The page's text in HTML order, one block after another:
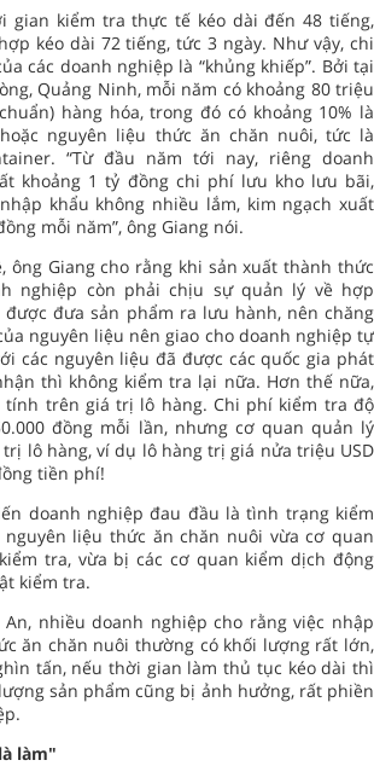
gian kiểm tra thực tế kéo dài đến 48 tiếng,
kéo dài 72 tiếng, tức 3 ngày. Như vậy, chi
các doanh nghiệp là “khủng khiếp”. Bởi tại
Quảng Ninh, mỗi năm có khoảng 80 triệu
hàng hóa, trong đó có khoảng 10% là
nguyên liệu thức ăn chăn nuôi, tức là
“Từ đầu năm tới nay, riêng doanh
khoảng 1 tỷ đồng chi phí lưu kho lưu bãi,
khẩu không nhiều lắm, kim ngạch xuất
mỗi năm”, ông Giang nói.
ông Giang cho rằng khi sản xuất thành thức
nghiệp còn phải chịu sự quản lý về hợp
đưa sản phẩm ra lưu hành, nên chăng
nguyên liệu nên giao cho doanh nghiệp tự
các nguyên liệu đã được các quốc gia phát
thì không kiểm tra lại nữa. Hơn thế nữa,
trên giá trị lô hàng. Chi phí kiểm tra độ
đồng mỗi lần, nhưng cơ quan quản lý
lô hàng, ví dụ lô hàng trị giá nửa triệu USD
tiền phí!
doanh nghiệp đau đầu là tình trạng kiểm
nguyên liệu thức ăn chăn nuôi vừa cơ quan
tra, vừa bị các cơ quan kiểm dịch động
kiểm tra.
nhiều doanh nghiệp cho rằng việc nhập
ăn chăn nuôi thường có khối lượng rất lớn,
tấn, nếu thời gian làm thủ tục kéo dài thì
sản phẩm cũng bị ảnh hưởng, rất phiền
làm"